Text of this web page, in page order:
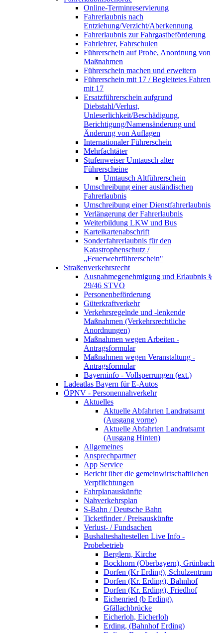
Online-Terminreservierung
Fahrerlaubnis nach
Entziehung/Verzicht/Aberkennung
Fahrerlaubnis zur Fahrgastbeförderung
Fahrlehrer, Fahrschulen
Führerschein auf Probe, Anordnung von
Maßnahmen
Führerschein machen und erweitern
Führerschein mit 17 / Begleitetes Fahren
mit 17
Ersatzführerschein aufgrund
Diebstahl/Verlust,
Unleserlichkeit/Beschädigung,
Berichtigung/Namensänderung und
Änderung von Auflagen
Internationaler Führerschein
Mehrfachtäter
Stufenweiser Umtausch alter
Führerscheine
Umtausch Altführerschein
Umschreibung einer ausländischen
Fahrerlaubnis
Umschreibung einer Dienstfahrerlaubnis
Verlängerung der Fahrerlaubnis
Weiterbildung LKW und Bus
Karteikartenabschrift
Sonderfahrerlaubnis für den
Katastrophenschutz /
„Feuerwehrführerschein"
Straßenverkehrsrecht
Ausnahmegenehmigung und Erlaubnis §
29/46 STVO
Personenbeförderung
Güterkraftverkehr
Verkehrsregelnde und -lenkende
Maßnahmen (Verkehrsrechtliche
Anordnungen)
Maßnahmen wegen Arbeiten -
Antragsformular
Maßnahmen wegen Veranstaltung -
Antragsformular
Bayerninfo - Vollsperrungen (ext.)
Ladeatlas Bayern für E-Autos
ÖPNV - Personennahverkehr
Aktuelles
Aktuelle Abfahrten Landratsamt
(Ausgang vorne)
Aktuelle Abfahrten Landratsamt
(Ausgang Hinten)
Allgemeines
Ansprechpartner
App Service
Bericht über die gemeinwirtschaftlichen
Verpflichtungen
Fahrplanauskünfte
Nahverkehrsplan
S-Bahn / Deutsche Bahn
Ticketfinder / Preisauskünfte
Verlust- / Fundsachen
Bushalteshaltestellen Live Info -
Probebetrieb
Berglern, Kirche
Bockhorn (Oberbayern), Grünbach
Dorfen (Kr Erding), Schulzentrum
Dorfen (Kr. Erding), Bahnhof
Dorfen (Kr. Erding), Friedhof
Eichenried (b Erding),
Gfällachbrücke
Eicherloh, Eicherloh
Erding, (Bahnhof Erding)